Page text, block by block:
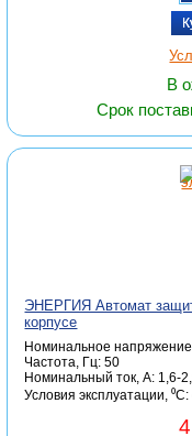
В
Срок
ЭНЕРГИЯ Автомат
корпусе
Номинальное
Частота, Гц: 50
Номинальный ток, А: 1,6-
Условия эксплуатации,